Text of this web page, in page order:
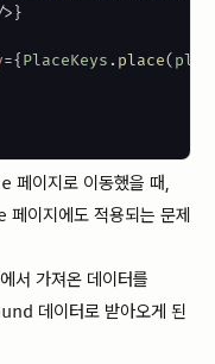
}
={PlaceKeys . place(
페이지로 이동했을 때,
페이지에도 적용되는 문제
서 가져온 데이터를
데이터로 받아오게 된